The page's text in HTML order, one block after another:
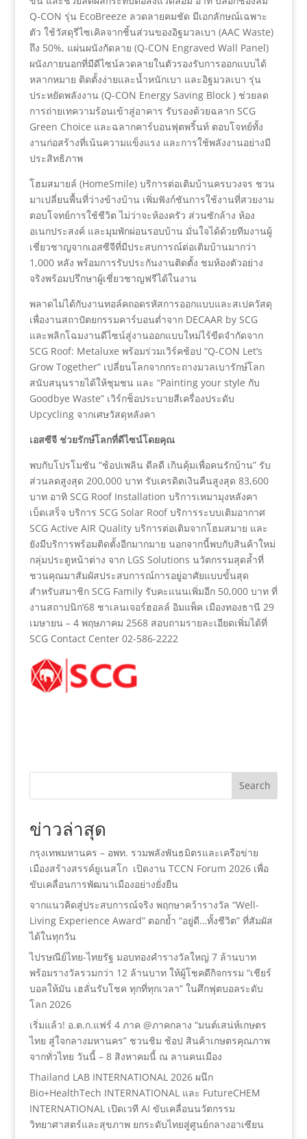
Q-CON รุ่น EcoBreeze ลวดลายคมชัด มีเอกลักษณ์เฉพาะ
ตัว ใช้วัสดุรีไซเคิลจากชิ้นส่วนของอิฐมวลเบา (AAC Waste)
ถึง 50%, แผ่นผนังกัดลาย (Q-CON Engraved Wall Panel)
ผนังภายนอกที่มีดีไซน์ลวดลายในตัวรองรับการออกแบบได้
หลากหมาย ติดตั้งง่ายและน้ำหนักเบา และอิฐมวลเบา รุ่น
ประหยัดพลังงาน (Q-CON Energy Saving Block ) ช่วยลด
การถ่ายเทความร้อนเข้าสู่อาคาร รับรองด้วยฉลาก SCG
Green Choice และฉลากคาร์บอนฟุตพริ้นท์ ตอบโจทย์ทั้ง
งานก่อสร้างที่เน้นความแข็งแรง และการใช้พลังงานอย่างมี
ประสิทธิภาพ
โฮมสมายล์ (HomeSmile) บริการต่อเติมบ้านครบวงจร ชวน
มาเปลี่ยนพื้นที่ว่างข้างบ้าน เพิ่มฟังก์ชันการใช้งานที่สวยงาม
ตอบโจทย์การใช้ชีวิต ไม่ว่าจะห้องครัว ส่วนซักล้าง ห้อง
อเนกประสงค์ และมุมพักผ่อนรอบบ้าน มั่นใจได้ด้วยทีมงานผู้
เชี่ยวชาญจากเอสซีจีที่มีประสบการณ์ต่อเติมบ้านมากว่า
1,000 หลัง พร้อมการรับประกันงานติดตั้ง ชมห้องตัวอย่าง
จริงพร้อมปรึกษาผู้เชี่ยวชาญฟรีได้ในงาน
พลาดไม่ได้กับงานทอล์คถอดรหัสการออกแบบและสเปควัสดุ
เพื่องานสถาปัตยกรรมคาร์บอนต่ำจาก DECAAR by SCG
และพลิกโฉมงานดีไซน์สู่งานออกแบบใหม่ไร้ขีดจำกัดจาก
SCG Roof: Metaluxe พร้อมร่วมเวิร์คช้อป “Q-CON Let’s
Grow Together” เปลี่ยนโลกจากกระถางมวลเบารักษ์โลก
สนับสนุนรายได้ให้ชุมชน และ “Painting your style กับ
Goodbye Waste” เวิร์กช็อประบายสีเครื่องประดับ
Upcycling จากเศษวัสดุหลังคา
เอสซีจี ช่วยรักษ์โลกที่ดีไซน์โดยคุณ
พบกับโปรโมชัน “ช้อปเพลิน ดีลดี เกินคุ้มเพื่อคนรักบ้าน” รับ
ส่วนลดสูงสุด 200,000 บาท รับเครดิตเงินคืนสูงสุด 83,600
บาท อาทิ SCG Roof Installation บริการเหมามุงหลังคา
เบ็ดเสร็จ บริการ SCG Solar Roof บริการระบบเติมอากาศ
SCG Active AIR Quality บริการต่อเติมจากโฮมสมาย และ
ยังมีบริการพร้อมติดตั้งอีกมากมาย นอกจากนี้พบกับสินค้าใหม่
กลุ่มประตูหน้าต่าง จาก LGS Solutions นวัตกรรมสุดล้ำที่
ชวนคุณมาสัมผัสประสบการณ์การอยู่อาศัยแบบขั้นสุด
สำหรับสมาชิก SCG Family รับคะแนนเพิ่มอีก 50,000 บาท ที่
งานสถาปนิก’68 ชาเลนเจอร์ฮอลล์ อิมแพ็ค เมืองทองธานี 29
เมษายน – 4 พฤษภาคม 2568 สอบถามรายละเอียดเพิ่มได้ที่
SCG Contact Center 02-586-2222
Search
ข่าวล่าสุด
กรุงเทพมหานคร – อพท. รวมพลังพันธมิตรและเครือข่าย
เมืองสร้างสรรค์ยูเนสโก เปิดงาน TCCN Forum 2026 เพื่อ
ขับเคลื่อนการพัฒนาเมืองอย่างยั่งยืน
จากแนวคิดสู่ประสบการณ์จริง พฤกษาคว้ารางวัล “Well-
Living Experience Award” ตอกย้ำ “อยู่ดี…ทั้งชีวิต” ที่สัมผัส
ได้ในทุกวัน
ไปรษณีย์ไทย-ไทยรัฐ มอบทองคำรางวัลใหญ่ 7 ล้านบาท
พร้อมรางวัลรวมกว่า 12 ล้านบาท ให้ผู้โชคดีกิจกรรม “เชียร์
บอลให้มัน เฮลั่นรับโชค ทุกที่ทุกเวลา” ในศึกฟุตบอลระดับ
โลก 2026
เริ่มแล้ว! อ.ต.ก.แฟร์ 4 ภาค @ภาคกลาง “มนต์เสน่ห์เกษตร
ไทย สู่ใจกลางมหานคร” ชวนชิม ช้อป สินค้าเกษตรคุณภาพ
จากทั่วไทย วันนี้ – 8 สิงหาคมนี้ ณ ลานคนเมือง
Thailand LAB INTERNATIONAL 2026 ผนึก
Bio+HealthTech INTERNATIONAL และ FutureCHEM
INTERNATIONAL เปิดเวที AI ขับเคลื่อนนวัตกรรม
วิทยาศาสตร์และสุขภาพ ยกระดับไทยสู่ศูนย์กลางอาเซียน